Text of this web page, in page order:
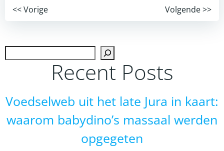
Post
navigation
<< Vorige
Post
navigation
Volgende >>
Recent Posts
Voedselweb uit het late Jura in kaart:
waarom babydino’s massaal werden
opgegeten